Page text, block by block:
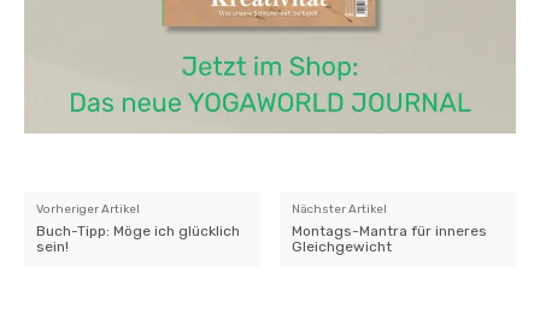
Vorheriger Artikel
Buch-Tipp: Möge ich glücklich
sein!
Nächster Artikel
Montags-Mantra für inneres
Gleichgewicht